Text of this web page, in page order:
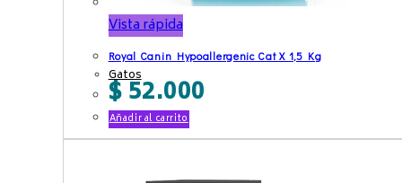
Vista rápida
Royal Canin Hypoallergenic Cat X 1,5 Kg
Gatos
$52.000
Añadir al carrito